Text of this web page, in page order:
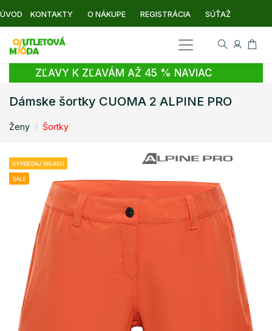
ÚVOD KONTAKTY O NÁKUPE REGISTRÁCIA SÚŤAŽ
ZĽAVY K ZĽAVÁM AŽ 45 % NAVIAC
Dámske šortky CUOMA 2 ALPINE PRO
Ženy Šortky
VÝPREDAJ SKLADU
SALE